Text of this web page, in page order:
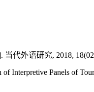
代外语研究, 2018,
Interpretive Panels of